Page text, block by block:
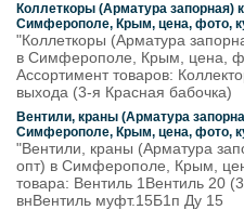
Коллеткоры (Арматура запорная)
Симферополе, Крым, цена, фото,
"Коллеткоры (Арматура
в Симферополе, Крым, цена,
Ассортимент товаров:
выхода (3-я Красная бабочка)
Вентили, краны (Арматура
Симферополе, Крым, цена, фото,
"Вентили, краны (Арматура
опт) в Симферополе, Крым,
товара: Вентиль 1Вентиль 20
внВентиль муфт.15Б1п Ду 15